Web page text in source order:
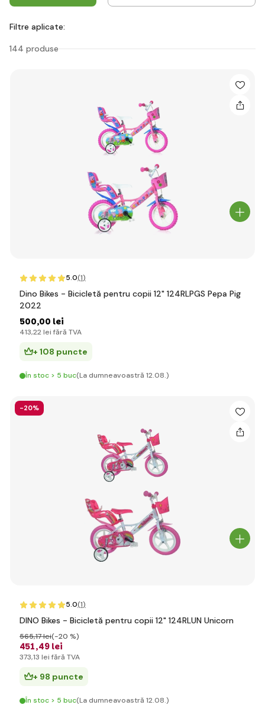
Filtre aplicate:
144 produse
5.0(1)
Dino Bikes - Bicicletă pentru copii 12" 124RLPGS Pepa Pig
2022
500,00 lei
413,22 lei fără TVA
+ 108 puncte
În stoc > 5 buc(La dumneavoastră 12.08.)
-20%
5.0(1)
DINO Bikes - Bicicletă pentru copii 12" 124RLUN Unicorn
451,49 lei
565,17 lei(-20 %)
373,13 lei fără TVA
+ 98 puncte
În stoc > 5 buc(La dumneavoastră 12.08.)